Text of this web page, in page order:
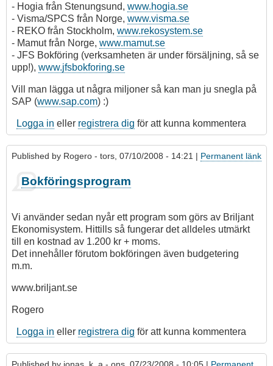
- Hogia från Stenungsund, www.hogia.se
- Visma/SPCS från Norge, www.visma.se
- REKO från Stockholm, www.rekosystem.se
- Mamut från Norge, www.mamut.se
- JFS Bokföring (verksamheten är under försäljning, så se
upp!), www.jfsbokforing.se
Vill man lägga ut några miljoner så kan man ju snegla på
SAP (www.sap.com) :)
Logga in eller registrera dig för att kunna kommentera
Published by Rogero - tors, 07/10/2008 - 14:21 | Permanent länk
Bokföringsprogram
Vi använder sedan nyår ett program som görs av Briljant
Ekonomisystem. Hittills så fungerar det alldeles utmärkt
till en kostnad av 1.200 kr + moms.
Det innehåller förutom bokföringen även budgetering
m.m.
www.briljant.se
Rogero
Logga in eller registrera dig för att kunna kommentera
Published by jonas_k_a - ons, 07/23/2008 - 10:05 | Permanent